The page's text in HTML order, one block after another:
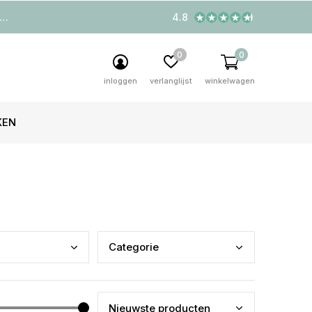
inloggen verlanglijst
0
winkelwagen
0
4.8
Categorie